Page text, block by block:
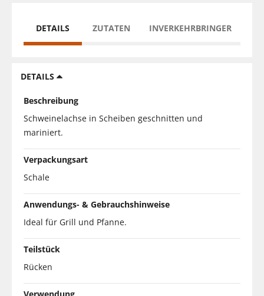
DETAILS ZUTATEN INVERKEHRBRINGER
DETAILS
Beschreibung
Schweinelachse in Scheiben geschnitten und
mariniert.
Verpackungsart
Schale
Anwendungs- & Gebrauchshinweise
Ideal für Grill und Pfanne.
Teilstück
Rücken